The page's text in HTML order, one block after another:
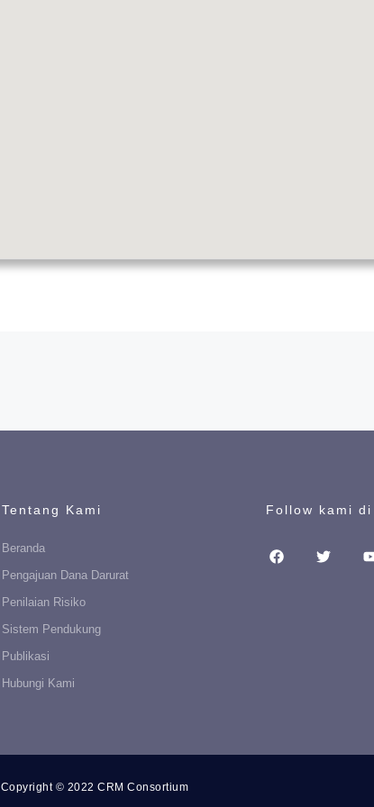
Tentang Kami
Beranda
Pengajuan Dana Darurat
Penilaian Risiko
Sistem Pendukung
Publikasi
Hubungi Kami
Follow kami di
Copyright © 2022 CRM Consortium